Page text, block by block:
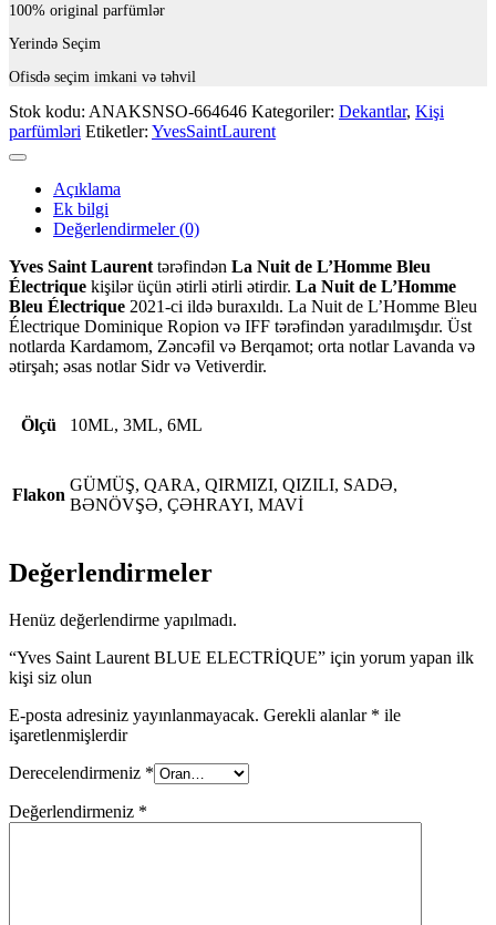
100% original parfümlər
Yerində Seçim
Ofisdə seçim imkani və təhvil
Stok kodu: ANAKSNSO-664646 Kategoriler: Dekantlar, Kişi
parfümləri Etiketler: YvesSaintLaurent
Açıklama
Ek bilgi
Değerlendirmeler (0)
Yves Saint Laurent tərəfindən La Nuit de L’Homme Bleu
Électrique kişilər üçün ətirli ətirli ətirdir. La Nuit de L’Homme
Bleu Électrique 2021-ci ildə buraxıldı. La Nuit de L’Homme Bleu
Électrique Dominique Ropion və IFF tərəfindən yaradılmışdır. Üst
notlarda Kardamom, Zəncəfil və Berqamot; orta notlar Lavanda və
ətirşah; əsas notlar Sidr və Vetiverdir.
Ölçü 10ML, 3ML, 6ML
Flakon
GÜMÜŞ, QARA, QIRMIZI, QIZILI, SADƏ,
BƏNÖVŞƏ, ÇƏHRAYI, MAVİ
Değerlendirmeler
Henüz değerlendirme yapılmadı.
“Yves Saint Laurent BLUE ELECTRİQUE” için yorum yapan ilk
kişi siz olun
E-posta adresiniz yayınlanmayacak. Gerekli alanlar * ile
işaretlenmişlerdir
Derecelendirmeniz *
Değerlendirmeniz *